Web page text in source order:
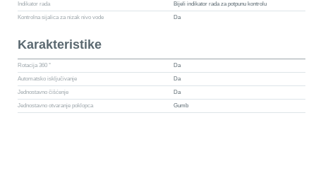
Indikator rada Bijeli indikator rada za potpunu kontrolu
Kontrolna sijalica za nizak nivo vode Da
Karakteristike
Rotacija 360 ° Da
Automatsko isključivanje Da
Jednostavno čišćenje Da
Jednostavno otvaranje poklopca Gumb